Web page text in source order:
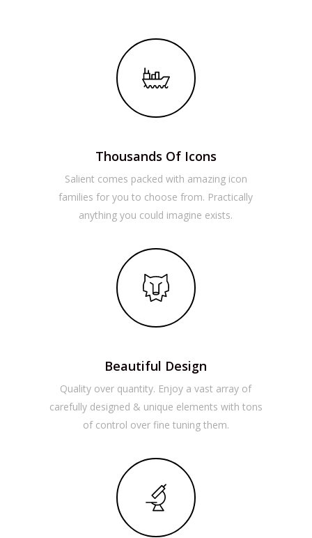
Thousands Of Icons
Salient comes packed with amazing icon
families for you to choose from. Practically
anything you could imagine exists.
Beautiful Design
Quality over quantity. Enjoy a vast array of
carefully designed & unique elements with tons
of control over fine tuning them.